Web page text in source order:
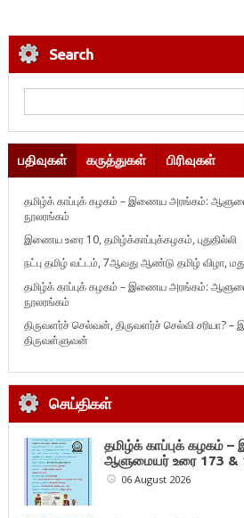
Search
பதிவுகள் கருத்துகள் பிரிவுகள்
தமிழ்க் காப்புக் கழகம் – இணைய அரங்கம்:
நூலரங்கம்
இணைய உரை 10, தமிழ்க்காப்புக்கழகம், புதுதில்லி
நட்பு தமிழ் வட்டம், 7ஆவது ஆண்டு தமிழ் விழா,
தமிழ்க் காப்புக் கழகம் – இணைய அரங்கம்:
நூலரங்கம்
திருவளர்ச் செல்வன், திருவளர்ச் செல்வி சரியா? –
திருவள்ளுவன்
செய்திகள்
தமிழ்க் காப்புக் கழகம்
ஆளுமையர் உரை 173 &
06 August 2026